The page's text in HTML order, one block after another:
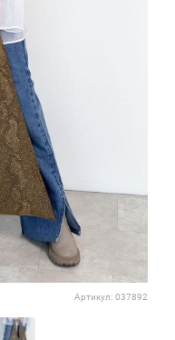
Артикул: 037892